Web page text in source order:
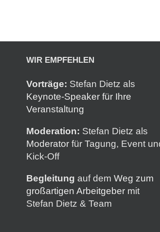
WIR EMPFEHLEN
Vorträge: Stefan Dietz als
Keynote-Speaker für Ihre
Veranstaltung
Moderation: Stefan Dietz als
Moderatorfür Tagung, Event
Kick-Off
Begleitung auf dem Weg zum
großartigen Arbeitgebermit
Stefan Dietz & Team